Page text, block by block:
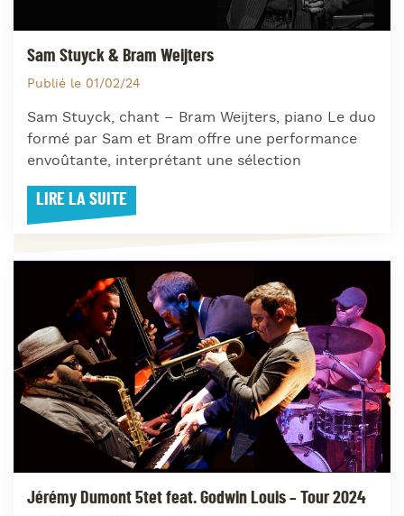
Sam Stuyck & Bram Weijters
Publié le 01/02/24
Sam Stuyck, chant – Bram Weijters, piano Le duo
formé par Sam et Bram offre une performance
envoûtante, interprétant une sélection
LIRE LA SUITE
Jérémy Dumont 5tet feat. Godwin Louis – Tour 2024